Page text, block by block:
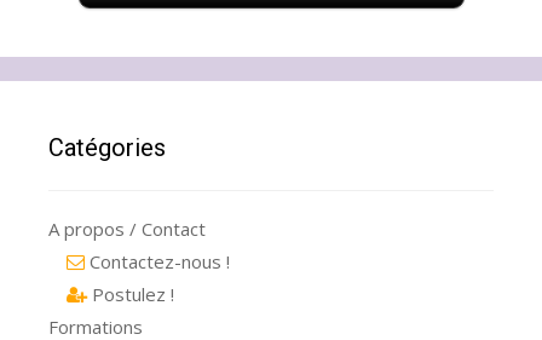
Catégories
A propos / Contact
Contactez-nous !
Postulez !
Formations